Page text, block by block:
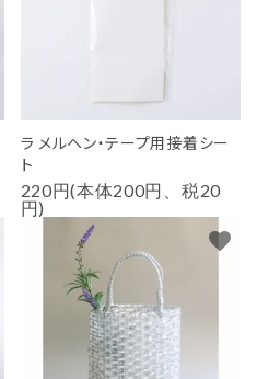
ラ メルヘン・テープ用接着シー
ト
220円(本体200円、税20
円)
favorite